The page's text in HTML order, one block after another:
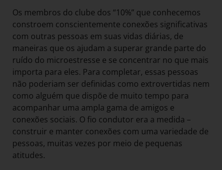
Os membros do clube dos “10%” que conhecemos
constroem conscientemente conexões significativas
com outras pessoas em suas vidas diárias, de
maneiras que os ajudam a superar grande parte do
ruído do microestresse e se concentrar no que mais
importa para eles. Para completar, essas pessoas
não poderiam ser definidas como extrovertidas nem
como alguém que dispõe de muito tempo para
acompanhar uma ampla gama de amigos e
conexões sociais. O fio condutor era a medida –
construir e manter conexões com uma variedade de
pessoas, muitas vezes por meio de pequenas
atitudes.